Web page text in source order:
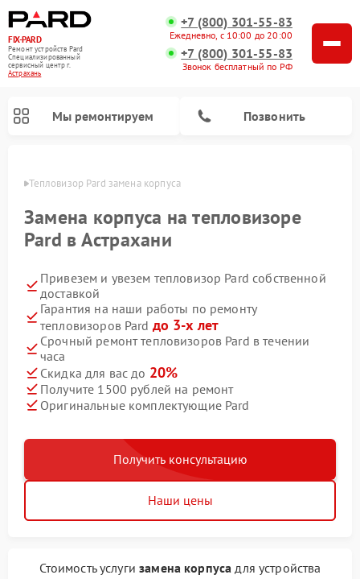
FIX-PARD
Ремонт устройств Pard
Специализированный
cервисный центр г.
Астрахань
+7 (800) 301-55-83
Ежедневно, с 10:00 до 20:00
+7 (800) 301-55-83
Звонок бесплатный по РФ
Мы ремонтируем Позвонить
Тепловизор Pard замена корпуса
Замена корпуса на тепловизоре
Pard в Астрахани
Привезем и увезем тепловизор Pard собственной
доставкой
Гарантия на наши работы по ремонту
тепловизоров Pard до 3-х лет
Срочный ремонт тепловизоров Pard в течении
часа
Скидка для вас до 20%
Получите 1500 рублей на ремонт
Оригинальные комплектующие Pard
Получить консультацию
Наши цены
Стоимость услугизамена корпуса для устройства